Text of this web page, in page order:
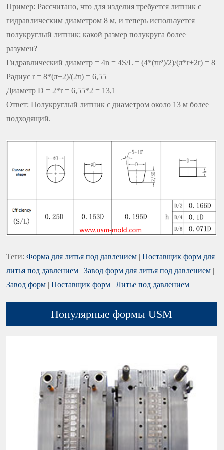
Пример: Рассчитано, что для изделия требуется литник с
гидравлическим диаметром 8 м, и теперь используется
полукруглый литник; какой размер полукруга более
разумен?
Гидравлический диаметр = 4n = 4S/L = (4*(πr²)/2)/(π*r+2r) = 8
Радиус r = 8*(π+2)/(2π) = 6,55
Диаметр D = 2*r = 6,55*2 = 13,1
Ответ: Полукруглый литник с диаметром около 13 м более
подходящий.
Теги:Форма для литья под давлением |Поставщик форм для
литья под давлением |Завод форм для литья под давлением |
Завод форм |Поставщик форм |Литье под давлением
Популярные формы USM